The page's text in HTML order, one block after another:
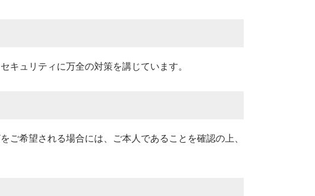
キュリティに万全の対策を講じています。
ご希望される場合には、ご本人であることを確認の上、